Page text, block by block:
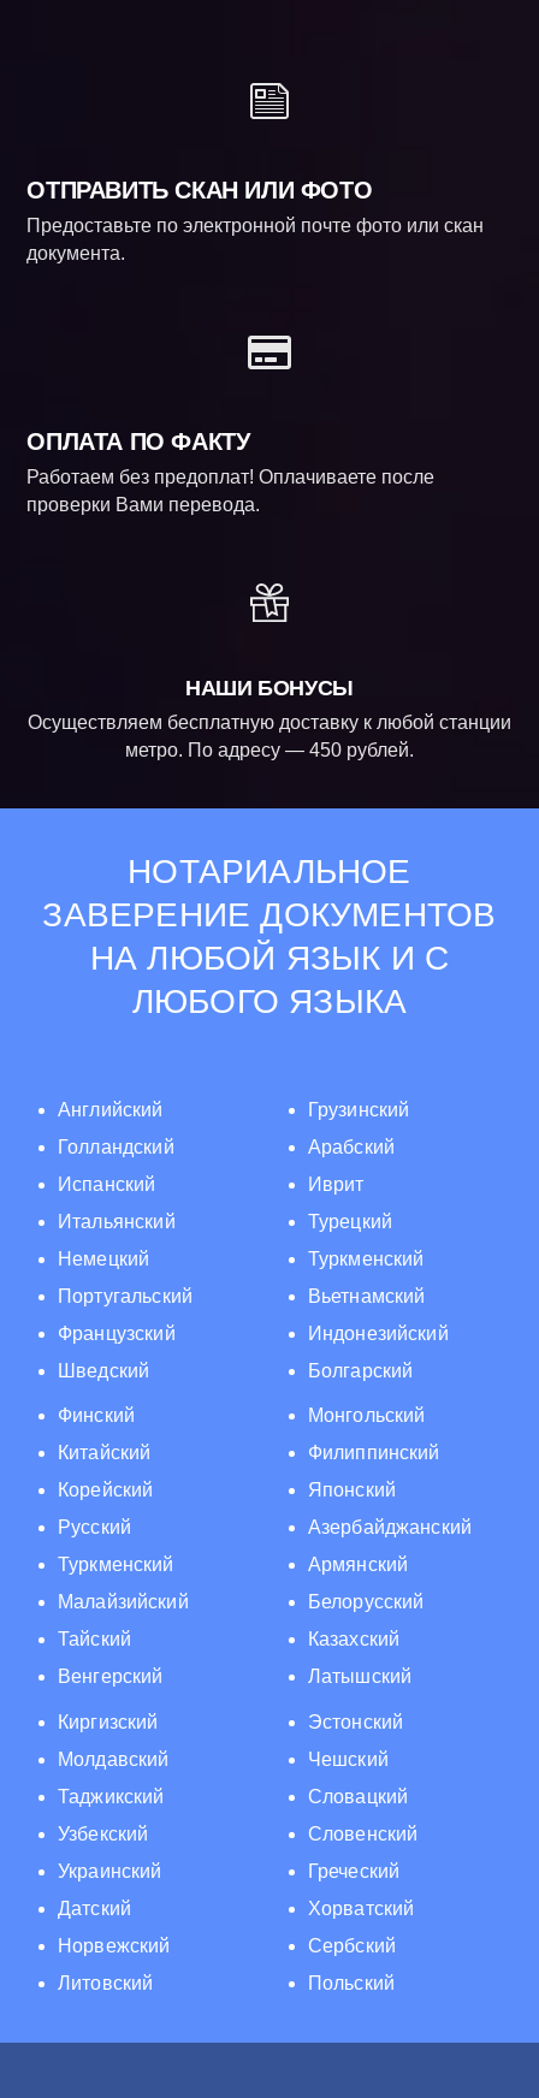
ОТПРАВИТЬ СКАН ИЛИ ФОТО
Предоставьте по электронной почте фото или скан
документа.
ОПЛАТА ПО ФАКТУ
Работаем без предоплат! Оплачиваете после
проверки Вами перевода.
НАШИ БОНУСЫ
Осуществляем бесплатную доставку к любой станции
метро. По адресу — 450 рублей.
НОТАРИАЛЬНОЕ
ЗАВЕРЕНИЕ ДОКУМЕНТОВ
НА ЛЮБОЙ ЯЗЫК И С
ЛЮБОГО ЯЗЫКА
Английский
Голландский
Испанский
Итальянский
Немецкий
Португальский
Французский
Шведский
Грузинский
Арабский
Иврит
Турецкий
Туркменский
Вьетнамский
Индонезийский
Болгарский
Финский
Китайский
Корейский
Русский
Туркменский
Малайзийский
Тайский
Венгерский
Монгольский
Филиппинский
Японский
Азербайджанский
Армянский
Белорусский
Казахский
Латышский
Киргизский
Молдавский
Таджикский
Узбекский
Украинский
Датский
Норвежский
Литовский
Эстонский
Чешский
Словацкий
Словенский
Греческий
Хорватский
Сербский
Польский